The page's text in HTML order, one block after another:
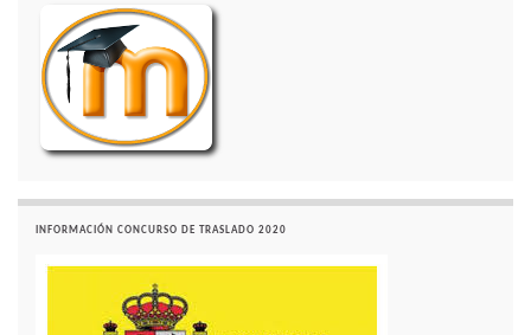
INFORMACIÓN CONCURSO DE TRASLADO 2020